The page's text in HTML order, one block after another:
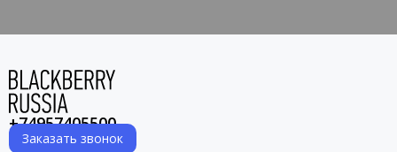
+74957405500
Заказать звонок